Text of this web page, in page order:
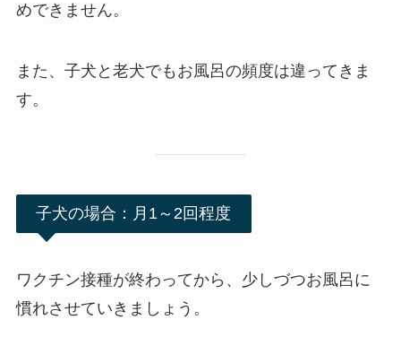
めできません。
また、子犬と老犬でもお風呂の頻度は違ってきま
す。
子犬の場合：月1～2回程度
ワクチン接種が終わってから、少しづつお風呂に
慣れさせていきましょう。